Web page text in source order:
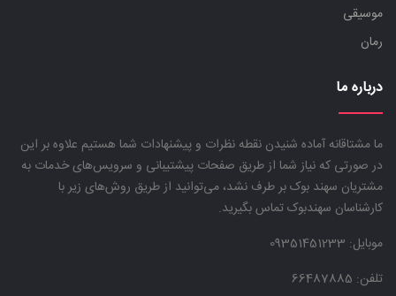
موسیقی
رمان
درباره ما
ما مشتاقانه آماده شنیدن نقطه نظرات و پیشنهادات شما هستیم علاوه بر این
در صورتی که نیاز شما از طریق صفحات پیشتیبانی و سرویس‌های خدمات به
مشتریان سهند بوک بر طرف نشد، می‌توانید از طریق روش‌های زیر با
کارشناسان سهندبوک تماس بگیرید.
موبایل:
تلفن: 66487885